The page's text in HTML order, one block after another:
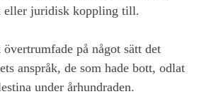
eller juridisk koppling till.
övertrumfade på något sätt det
anspråk, de som hade bott, odlat
under århundraden.